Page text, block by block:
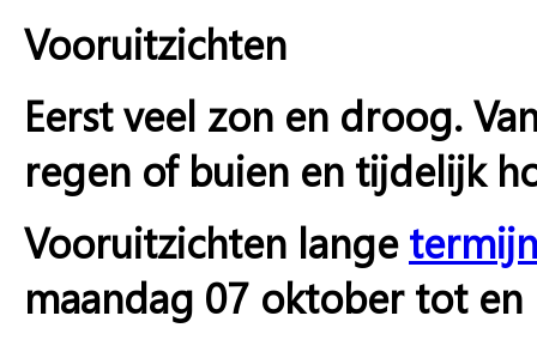
Vooruitzichten
Eerst veel zon en droog.
regen of buien en tijdelijk
Vooruitzichten langetermijn
maandag 07 oktober tot